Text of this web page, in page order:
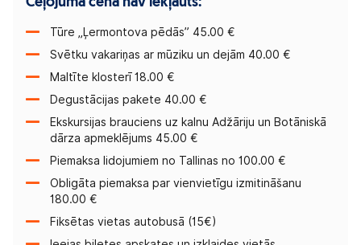
Tūre „Ļermontova pēdās” 45.00 €
Svētku vakariņas ar mūziku un dejām 40.00 €
Maltīte klosterī 18.00 €
Degustācijas pakete 40.00 €
Ekskursijas brauciens uz kalnu Adžāriju un Botāniskā
dārza apmeklējums 45.00 €
Piemaksa lidojumiem no Tallinas no 100.00 €
Obligāta piemaksa par vienvietīgu izmitināšanu
180.00 €
Fiksētas vietas autobusā (15€)